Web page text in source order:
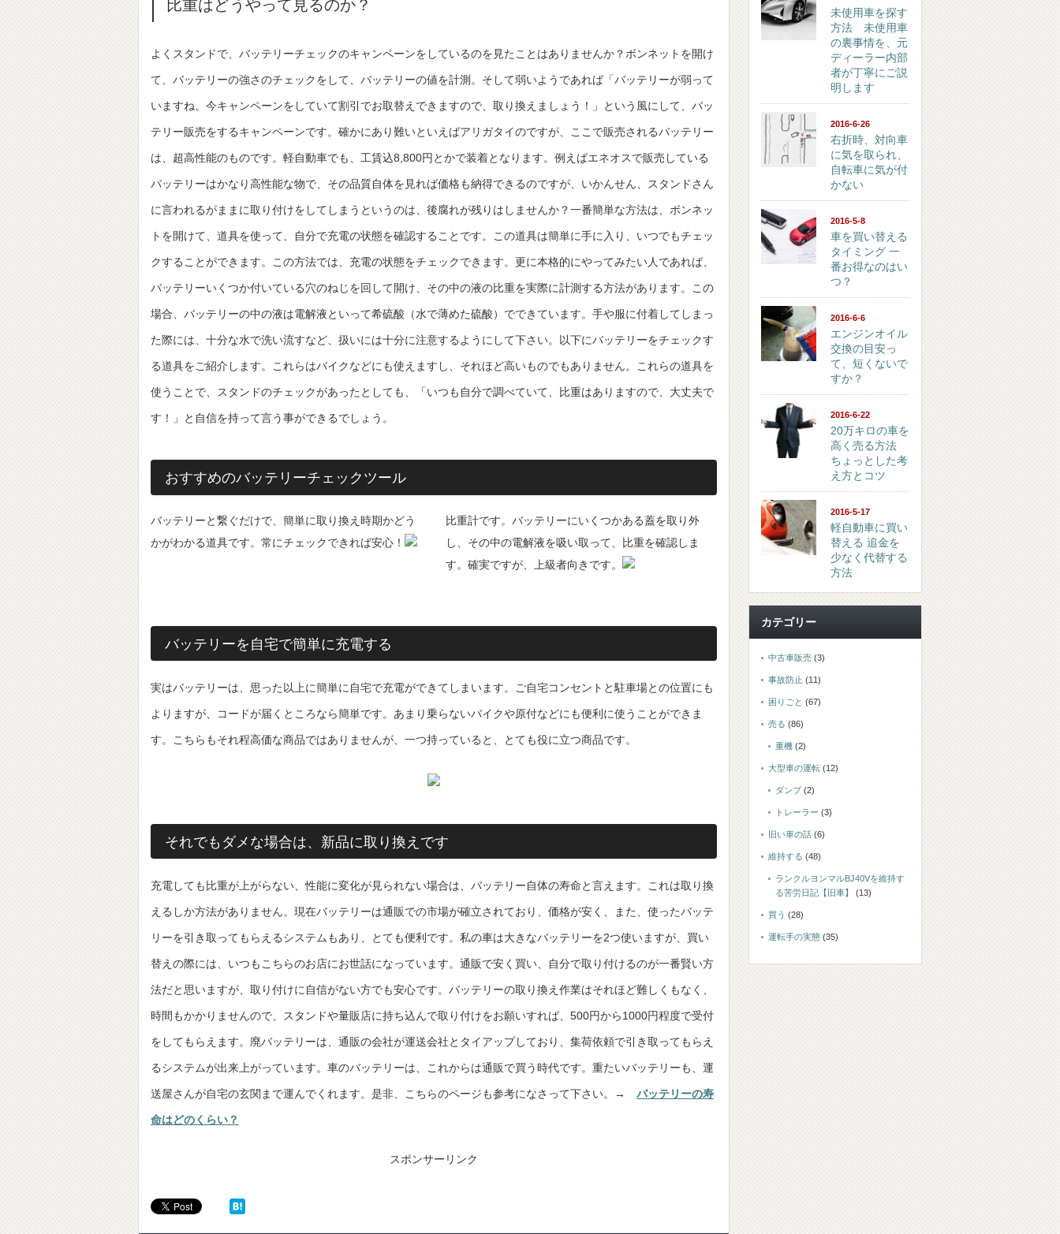
比重はどうやって見るのか？
よくスタンドで、バッテリーチェックのキャンペーンをしているのを見たことはありませんか？ボンネットを開け
て、バッテリーの強さのチェックをして、バッテリーの値を計測。そして弱いようであれば「バッテリーが弱って
いますね。今キャンペーンをしていて割引でお取替えできますので、取り換えましょう！」という風にして、バッ
テリー販売をするキャンペーンです。確かにあり難いといえばアリガタイのですが、ここで販売されるバッテリー
は、超高性能のものです。軽自動車でも、工賃込8,800円とかで装着となります。例えばエネオスで販売している
バッテリーはかなり高性能な物で、その品質自体を見れば価格も納得できるのですが、いかんせん、スタンドさん
に言われるがままに取り付けをしてしまうというのは、後腐れが残りはしませんか？一番簡単な方法は、ボンネッ
トを開けて、道具を使って、自分で充電の状態を確認することです。この道具は簡単に手に入り、いつでもチェッ
クすることができます。この方法では、充電の状態をチェックできます。更に本格的にやってみたい人であれば、
バッテリーいくつか付いている穴のねじを回して開け、その中の液の比重を実際に計測する方法があります。この
場合、バッテリーの中の液は電解液といって希硫酸（水で薄めた硫酸）でできています。手や服に付着してしまっ
た際には、十分な水で洗い流すなど、扱いには十分に注意するようにして下さい。以下にバッテリーをチェックす
る道具をご紹介します。これらはバイクなどにも使えますし、それほど高いものでもありません。これらの道具を
使うことで、スタンドのチェックがあったとしても、「いつも自分で調べていて、比重はありますので、大丈夫で
す！」と自信を持って言う事ができるでしょう。
おすすめのバッテリーチェックツール
バッテリーと繋ぐだけで、簡単に取り換え時期かどう
かがわかる道具です。常にチェックできれば安心！
比重計です。バッテリーにいくつかある蓋を取り外
し、その中の電解液を吸い取って、比重を確認しま
す。確実ですが、上級者向きです。
バッテリーを自宅で簡単に充電する
実はバッテリーは、思った以上に簡単に自宅で充電ができてしまいます。ご自宅コンセントと駐車場との位置にも
よりますが、コードが届くところなら簡単です。あまり乗らないバイクや原付などにも便利に使うことができま
す。こちらもそれ程高価な商品ではありませんが、一つ持っていると、とても役に立つ商品です。
それでもダメな場合は、新品に取り換えです
充電しても比重が上がらない、性能に変化が見られない場合は、バッテリー自体の寿命と言えます。これは取り換
えるしか方法がありません。現在バッテリーは通販での市場が確立されており、価格が安く、また、使ったバッテ
リーを引き取ってもらえるシステムもあり、とても便利です。私の車は大きなバッテリーを2つ使いますが、買い
替えの際には、いつもこちらのお店にお世話になっています。通販で安く買い、自分で取り付けるのが一番賢い方
法だと思いますが、取り付けに自信がない方でも安心です。バッテリーの取り換え作業はそれほど難しくもなく、
時間もかかりませんので、スタンドや量販店に持ち込んで取り付けをお願いすれば、500円から1000円程度で受付
をしてもらえます。廃バッテリーは、通販の会社が運送会社とタイアップしており、集荷依頼で引き取ってもらえ
るシステムが出来上がっています。車のバッテリーは、これからは通販で買う時代です。重たいバッテリーも、運
送屋さんが自宅の玄関まで運んでくれます。是非、こちらのページも参考になさって下さい。→ バッテリーの寿
命はどのくらい？
スポンサーリンク
未使用車を探す
方法 未使用車
の裏事情を、元
ディーラー内部
者が丁寧にご説
明します
2016-6-26
右折時、対向車
に気を取られ、
自転車に気が付
かない
2016-5-8
車を買い替える
タイミング 一
番お得なのはい
つ？
2016-6-6
エンジンオイル
交換の目安っ
て、短くないで
すか？
2016-6-22
20万キロの車を
高く売る方法
ちょっとした考
え方とコツ
2016-5-17
軽自動車に買い
替える 追金を
少なく代替する
方法
カテゴリー
中古車販売 (3)
事故防止 (11)
困りごと (67)
売る (86)
重機 (2)
大型車の運転 (12)
ダンプ (2)
トレーラー (3)
旧い車の話 (6)
維持する (48)
ランクルヨンマルBJ40Vを維持す
る苦労日記【旧車】
(13)
買う (28)
運転手の実態 (35)